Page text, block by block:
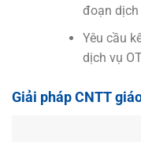
đoạn dịch
Yêu cầu
dịch vụ
Giải pháp CNTT